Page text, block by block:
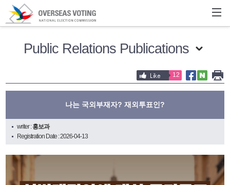
Public Relations Publications
12
나는 국외부재자? 재외투표인?
writer :홍보과
Registration Date : 2026-04-13